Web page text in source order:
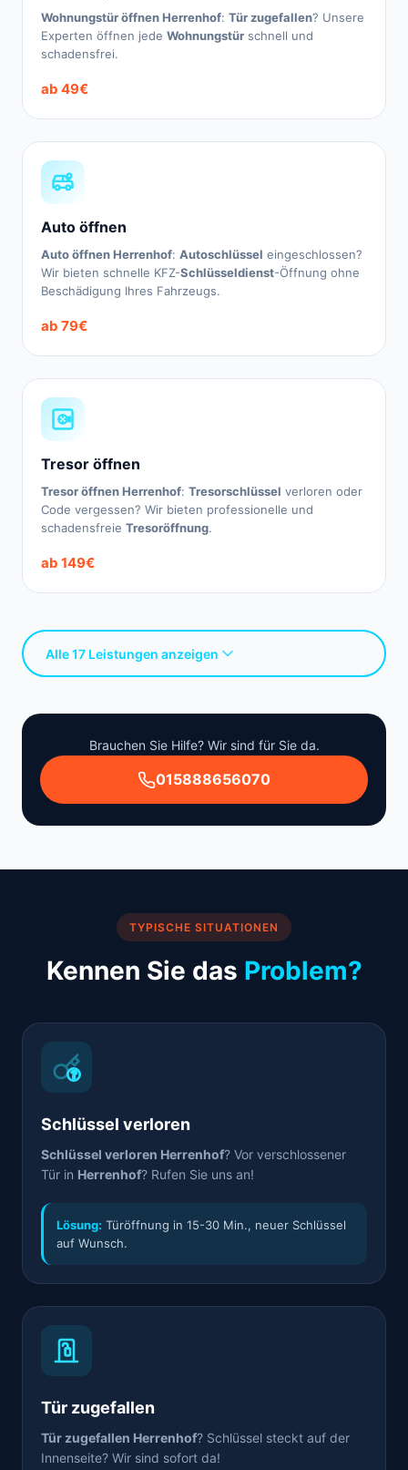
Wohnungstür öffnen Herrenhof: Tür zugefallen? Unsere
Experten öffnen jede Wohnungstür schnell und
schadensfrei.
ab 49€
Auto öffnen
Auto öffnen Herrenhof: Autoschlüssel eingeschlossen?
Wir bieten schnelle KFZ-Schlüsseldienst-Öffnung ohne
Beschädigung Ihres Fahrzeugs.
ab 79€
Tresor öffnen
Tresor öffnen Herrenhof: Tresorschlüssel verloren oder
Code vergessen? Wir bieten professionelle und
schadensfreie Tresoröffnung.
ab 149€
Alle 17 Leistungen anzeigen
Brauchen Sie Hilfe? Wir sind für Sie da.
015888656070
TYPISCHE SITUATIONEN
Kennen Sie das Problem?
Schlüssel verloren
Schlüssel verloren Herrenhof? Vor verschlossener
Tür in Herrenhof? Rufen Sie uns an!
Lösung: Türöffnung in 15-30 Min., neuer Schlüssel
auf Wunsch.
Tür zugefallen
Tür zugefallen Herrenhof? Schlüssel steckt auf der
Innenseite? Wir sind sofort da!